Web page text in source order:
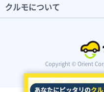
クルモについて
Copyright © Orient